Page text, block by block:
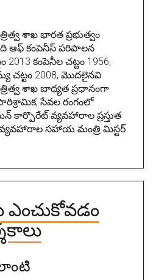
శాఖ భారత ప్రభుత్వం
ఆఫ్ కంపెనీస్ పరిపాలన
2013 కంపెనీల చట్టం 1956,
చట్టం 2008, మొదలైనవి
శాఖ బాధ్యత ప్రధానంగా
సేవల రంగంలో
కార్పొరేట్ వ్యవహారాల ప్రస్తుత
సహాయ మంత్రి మిస్టర్
ఎంచుకోవడం